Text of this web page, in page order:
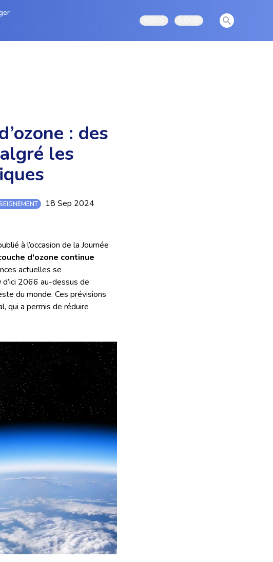
Open user menuOpen user menu
View
: des
les
18 Sep 2024
à l’occasion de la Journée
d'ozone continue
actuelles se
2066 au-dessus de
du monde. Ces prévisions
qui a permis de réduire